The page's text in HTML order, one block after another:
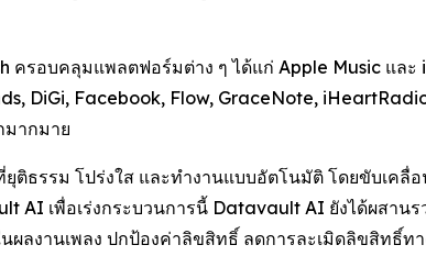
ครอบคลุมแพลตฟอร์มต่าง ๆ ได้แก่ Apple Music และ
DiGi, Facebook, Flow, GraceNote,
มากมาย
ติธรรม โปร่งใส และทำงานแบบอัตโนมัติ โดยขับเค
เพื่อเร่งกระบวนการนี้ Datavault AI ยังได้ผสานร
ลงานเพลง ปกป้องค่าลิขสิทธิ์ ลดการละเมิดลิขสิทธิ์